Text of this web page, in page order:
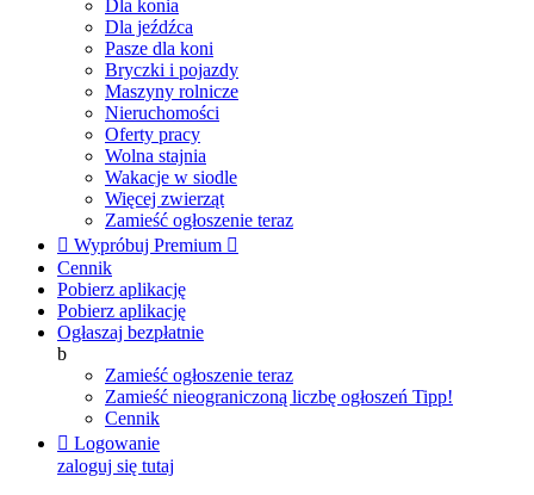
Dla konia
Dla jeźdźca
Pasze dla koni
Bryczki i pojazdy
Maszyny rolnicze
Nieruchomości
Oferty pracy
Wolna stajnia
Wakacje w siodle
Więcej zwierząt
Zamieść ogłoszenie teraz
 Wypróbuj Premium 
Cennik
Pobierz aplikację
Pobierz aplikację
Ogłaszaj bezpłatnie
b
Zamieść ogłoszenie teraz
Zamieść nieograniczoną liczbę ogłoszeń Tipp!
Cennik
 Logowanie
zaloguj się tutaj